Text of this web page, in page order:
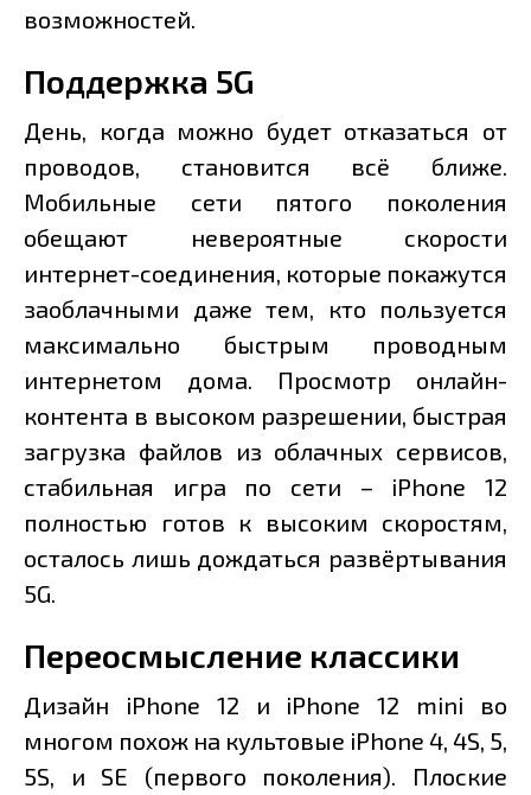
возможностей.
Поддержка 5G
День, когда можно будет отказаться от
проводов, становится всё ближе.
Мобильные сети пятого поколения
обещают невероятные скорости
интернет-соединения, которые покажутся
заоблачными даже тем, кто пользуется
максимально быстрым проводным
интернетом дома. Просмотр онлайн-
контента в высоком разрешении, быстрая
загрузка файлов из облачных сервисов,
стабильная игра по сети – iPhone 12
полностью готов к высоким скоростям,
осталось лишь дождаться развёртывания
5G.
Переосмысление классики
Дизайн iPhone 12 и iPhone 12 mini во
многом похож на культовые iPhone 4, 4S, 5,
5S, и SE (первого поколения). Плоские